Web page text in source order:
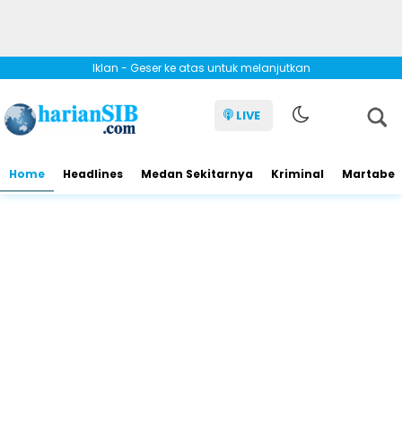
Iklan - Geser ke atas untuk melanjutkan
LIVE
Home Headlines Medan Sekitarnya Kriminal Martabe